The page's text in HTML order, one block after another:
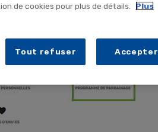
de cookies pour plus de détails.
Plus
Tout refuser Accepter